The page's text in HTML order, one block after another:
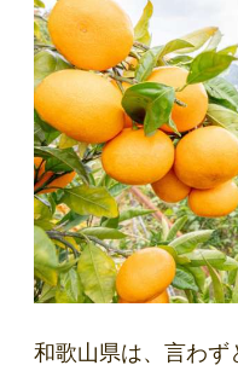
和歌山県は、言わ